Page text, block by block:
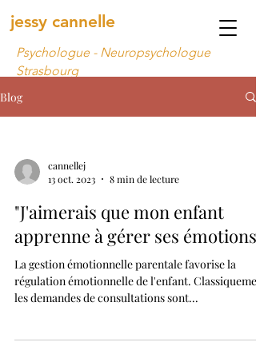
jessy cannelle
Psychologue - Neuropsychologue
Strasbourg
Blog
cannellej
13 oct. 2023
8 min de lecture
"J'aimerais que mon enfant
apprenne à gérer ses émotions "
La gestion émotionnelle parentale favorise la
régulation émotionnelle de l'enfant.
les demandes de consultations sont...